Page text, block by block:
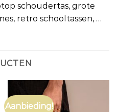
schoudertas, grote
retro schooltassen, …
Aanbieding!